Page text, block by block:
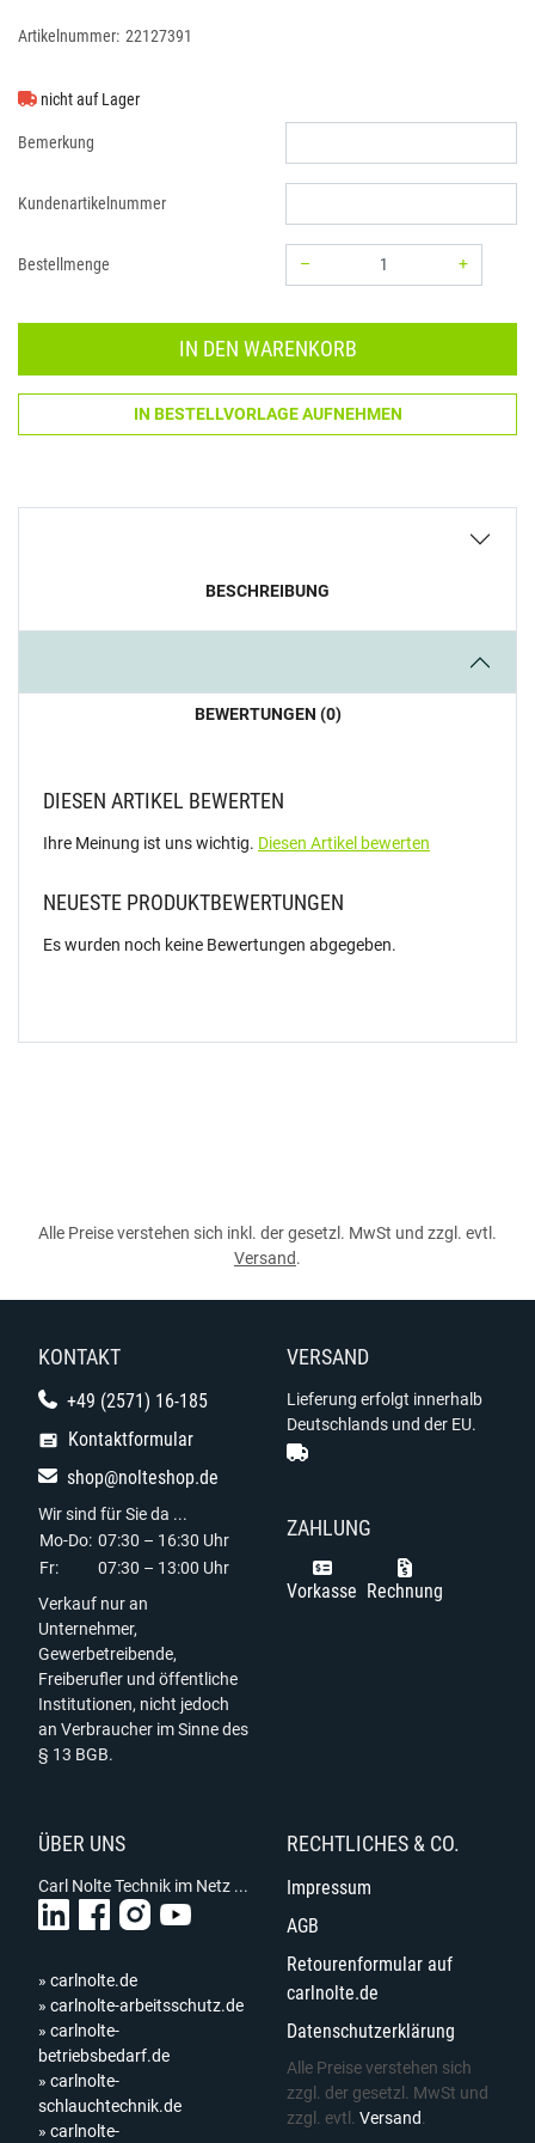
Artikelnummer: 22127391
nicht auf Lager
Bemerkung
Kundenartikelnummer
Bestellmenge –
+
IN DEN WARENKORB
IN BESTELLVORLAGE AUFNEHMEN
BESCHREIBUNG
BEWERTUNGEN (0)
DIESEN ARTIKEL BEWERTEN
Ihre Meinung ist uns wichtig. Diesen Artikel bewerten
NEUESTE PRODUKTBEWERTUNGEN
Es wurden noch keine Bewertungen abgegeben.
Alle Preise verstehen sich inkl. der gesetzl. MwSt und zzgl. evtl.
Versand.
KONTAKT
+49 (2571) 16-185
Kontaktformular
shop@nolteshop.de
Wir sind für Sie da ...
Mo-Do: 07:30 – 16:30 Uhr
Fr:
07:30 – 13:00 Uhr
Verkauf nur an
Unternehmer,
Gewerbetreibende,
Freiberufler und öffentliche
Institutionen, nicht jedoch
an Verbraucher im Sinne des
§ 13 BGB.
VERSAND
Lieferung erfolgt innerhalb
Deutschlands und der EU.
ZAHLUNG
Vorkasse Rechnung
ÜBER UNS
Carl Nolte Technik im Netz ...
» carlnolte.de
» carlnolte-arbeitsschutz.de
» carlnolte-
betriebsbedarf.de
» carlnolte-
schlauchtechnik.de
» carlnolte-
RECHTLICHES & CO.
Impressum
AGB
Retourenformular auf
carlnolte.de
Datenschutzerklärung
Alle Preise verstehen sich
zzgl. der gesetzl. MwSt und
zzgl. evtl. Versand